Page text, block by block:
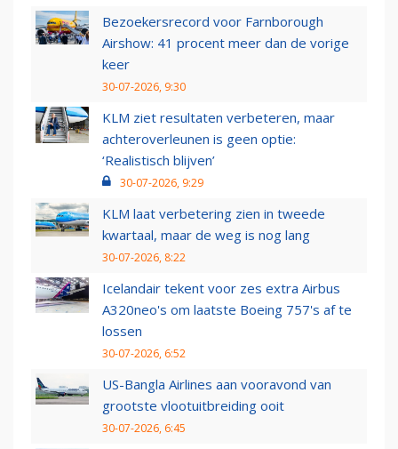
Bezoekersrecord voor Farnborough
Airshow: 41 procent meer dan de vorige
keer
30-07-2026, 9:30
KLM ziet resultaten verbeteren, maar
achteroverleunen is geen optie:
‘Realistisch blijven’
30-07-2026, 9:29
KLM laat verbetering zien in tweede
kwartaal, maar de weg is nog lang
30-07-2026, 8:22
Icelandair tekent voor zes extra Airbus
A320neo's om laatste Boeing 757's af te
lossen
30-07-2026, 6:52
US-Bangla Airlines aan vooravond van
grootste vlootuitbreiding ooit
30-07-2026, 6:45